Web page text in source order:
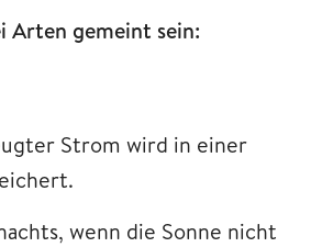
Arten gemeint sein:
Strom wird in einer
wenn die Sonne nicht